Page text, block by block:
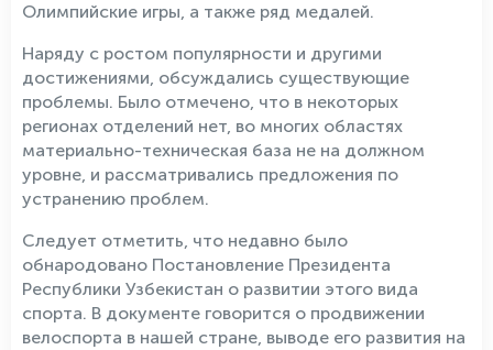
Олимпийские игры, а также ряд медалей.
Наряду с ростом популярности и другими
достижениями, обсуждались существующие
проблемы. Было отмечено, что в некоторых
регионах отделений нет, во многих областях
материально-техническая база не на должном
уровне, и рассматривались предложения по
устранению проблем.
Следует отметить, что недавно было
обнародовано Постановление Президента
Республики Узбекистан о развитии этого вида
спорта. В документе говорится о продвижении
велоспорта в нашей стране, выводе его развития на